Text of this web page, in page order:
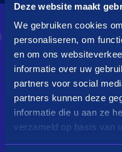
Deze website maakt
We gebruiken cookies
personaliseren, om
en om ons
informatie over uw
partners voor social
partners kunnen deze
informatie die u aan ze
verzameld op basis van